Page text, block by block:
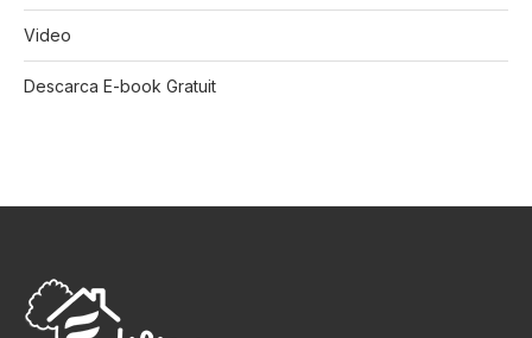
Video
Descarca E-book Gratuit